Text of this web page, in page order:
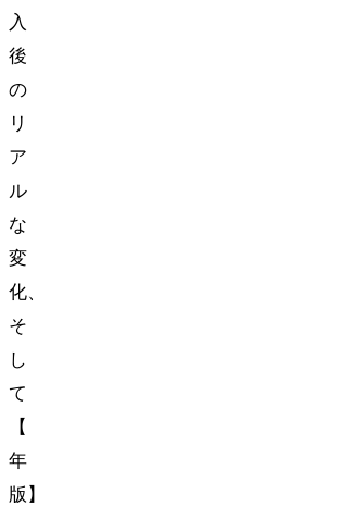
入
後
の
リ
ア
ル
な
変
化、
そ
し
て
【2026
年
版】